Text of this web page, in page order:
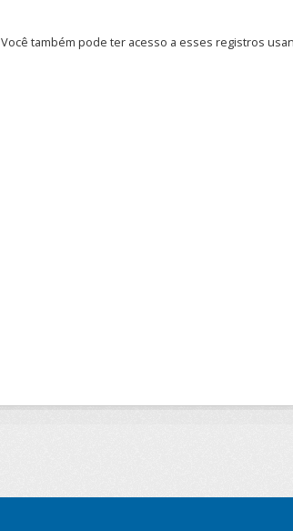
Você também pode ter acesso a esses registros